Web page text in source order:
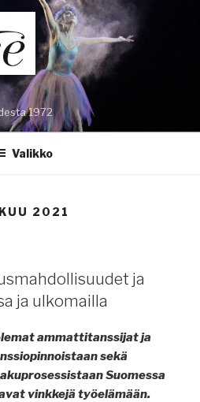
1972
Valikko
2021
ja
ja ulkomailla
ammattitanssijat ja
sekä
Suomessa
vinkkejä työelämään.